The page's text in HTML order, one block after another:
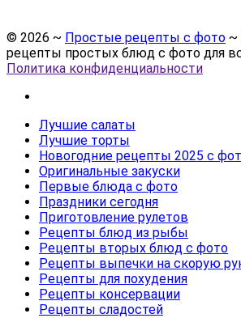
© 2026 ~ Простые рецепты с фото ~
рецепты простых блюд с фото для
Политика конфиденциальности
Лучшие салаты
Лучшие торты
Новогодние рецепты 2025 с
Оригинальные закуски
Первые блюда с фото
Праздники сегодня
Приготовление рулетов
Рецепты блюд из рыбы
Рецепты вторых блюд с фото
Рецепты выпечки на скорую
Рецепты для похудения
Рецепты консервации
Рецепты сладостей